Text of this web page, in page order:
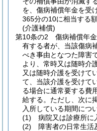
を、傷病補償年金を受
365分の10に相当する
(介護補償)
第10条の2
傷病補償年
有する者が、当該傷病
べき事由となつた障害
より、常時又は随時介
又は随時介護を受けて
て、当該介護を受けて
る場合に通常要する費
給する。 ただし、次に
入所している期間につ
(1)
病院又は診療所に
(2)
障害者の日常生活